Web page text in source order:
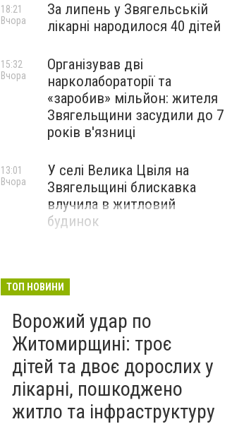
За липень у Звягельській
лікарні народилося 40 дітей
18:21
Вчора
Організував дві
нарколабораторії та
«заробив» мільйон: жителя
Звягельщини засудили до 7
років в'язниці
15:32
Вчора
У селі Велика Цвіля на
Звягельщині блискавка
влучила в житловий
будинок
13:01
Вчора
ТОП НОВИНИ
Ворожий удар по
Житомирщині: троє
дітей та двоє дорослих у
лікарні, пошкоджено
житло та інфраструктуру